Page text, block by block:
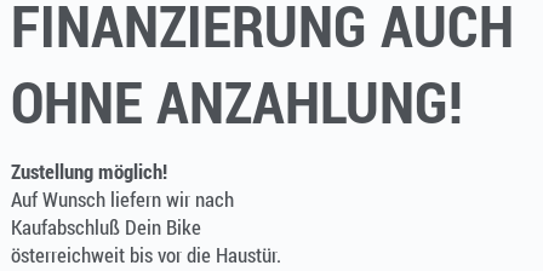
FINANZIERUNG AUCH
OHNE ANZAHLUNG!
Zustellung möglich!
Auf Wunsch liefern wir nach
Kaufabschluß Dein Bike
österreichweit bis vor die Haustür.